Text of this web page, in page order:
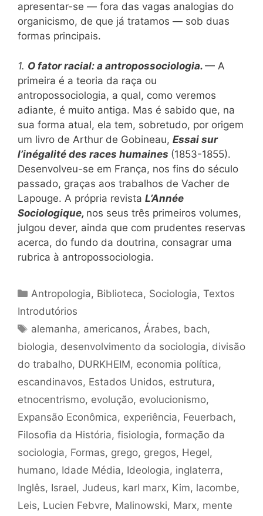
apresentar-se — fora das vagas analogias do
organicismo, de que já tratamos — sob duas
formas principais.
1. O fator racial: a antropossociologia. — A
primeira é a teoria da raça ou
antropossociologia, a qual, como veremos
adiante, é muito antiga. Mas é sabido que, na
sua forma atual, ela tem, sobretudo, por origem
um livro de Arthur de Gobineau, Essai sur
l’inégalité des races humaines (1853-1855).
Desenvolveu-se em França, nos fins do século
passado, graças aos trabalhos de Vacher de
Lapouge. A própria revista L’Année
Sociologique, nos seus três primeiros volumes,
julgou dever, ainda que com prudentes reservas
acerca, do fundo da doutrina, consagrar uma
rubrica à antropossociologia.
Categorias
Antropologia, Biblioteca, Sociologia,Textos
Introdutórios
Tags
alemanha, americanos, Árabes, bach,
biologia, desenvolvimento da sociologia, divisão
do trabalho, DURKHEIM, economia política,
escandinavos, Estados Unidos, estrutura,
etnocentrismo, evolução, evolucionismo,
Expansão Econômica, experiência, Feuerbach,
Filosofia da História, fisiologia, formação da
sociologia, Formas, grego, gregos, Hegel,
humano, Idade Média, Ideologia, inglaterra,
Inglês, Israel, Judeus, karl marx, Kim, lacombe,
Leis, Lucien Febvre, Malinowski, Marx, mente